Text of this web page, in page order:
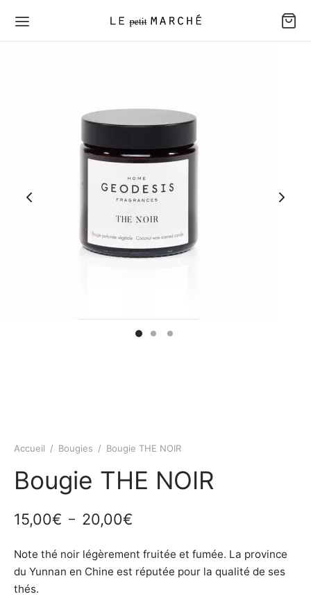
Accueil / Bougies / Bougie THE NOIR
Bougie THE NOIR
15,00€ – 20,00€
prix :
15,00€
Note thé noir légèrement fruitée et fumée. La province
du Yunnan en Chine est réputée pour la qualité de ses
thés.